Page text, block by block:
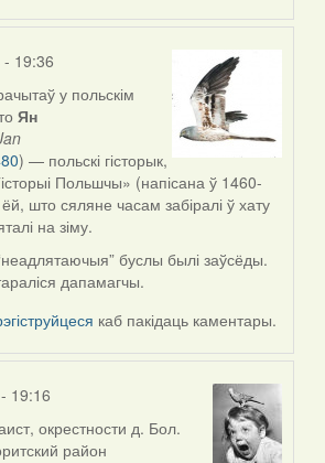
19:36
у польскім
Ян
) — польскі гісторык,
Польшчы» (напісана ў 1460-
што сяляне часам забіралі ў хату
на зіму.
буслы былі заўсёды.
дапамагчы.
каб пакідаць каментары.
19:16
окрестности д. Бол.
район